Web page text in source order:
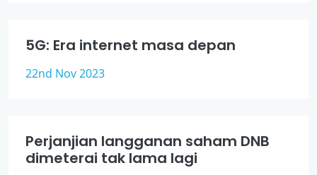
5G: Era internet masa depan
22nd Nov 2023
Perjanjian langganan saham DNB
dimeterai tak lama lagi